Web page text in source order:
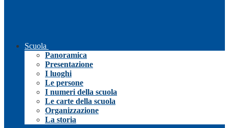
Scuola
Panoramica
Presentazione
I luoghi
Le persone
I numeri della scuola
Le carte della scuola
Organizzazione
La storia